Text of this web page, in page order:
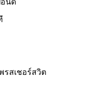
รสเชอร์สวิต